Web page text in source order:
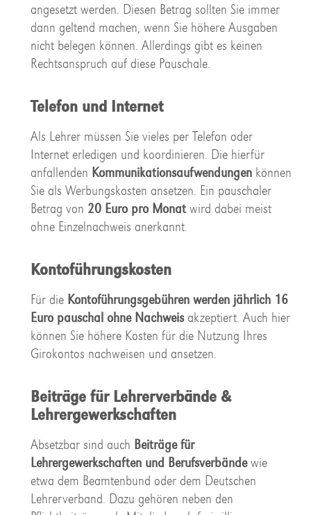
angesetzt werden. Diesen Betrag sollten Sie immer
dann geltend machen, wenn Sie höhere Ausgaben
nicht belegen können. Allerdings gibt es keinen
Rechtsanspruch auf diese Pauschale.
Telefon und Internet
Als Lehrer müssen Sie vieles per Telefon oder
Internet erledigen und koordinieren. Die hierfür
anfallenden Kommunikationsaufwendungenkönnen
Sie als Werbungskosten ansetzen. Ein pauschaler
Betrag von 20 Euro pro Monatwird dabei meist
ohne Einzelnachweis anerkannt.
Kontoführungskosten
Für die Kontoführungsgebühren werden jährlich 16
Euro pauschal ohne Nachweis akzeptiert. Auch hier
können Sie höhere Kosten für die Nutzung Ihres
Girokontos nachweisen und ansetzen.
Beiträge für Lehrerverbände &
Lehrergewerkschaften
Absetzbar sind auch Beiträge für
Lehrergewerkschaften und Berufsverbändewie
etwa dem Beamtenbund oder dem Deutschen
Lehrerverband. Dazu gehören neben den